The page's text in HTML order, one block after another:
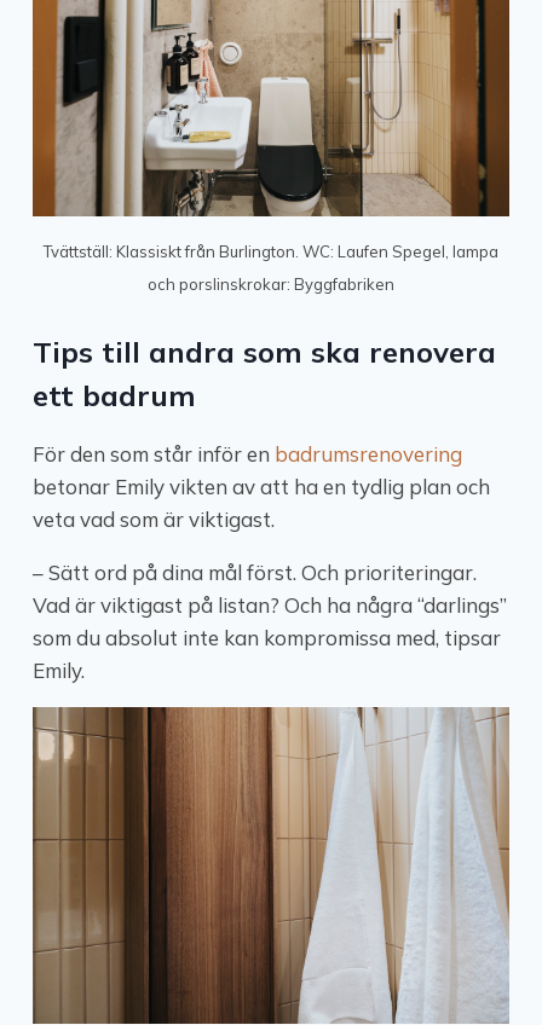
Tvättställ: Klassiskt från Burlington. WC: Laufen Spegel, lampa
och porslinskrokar: Byggfabriken
Tips till andra som ska renovera
ett badrum
För den som står inför en badrumsrenovering
betonar Emily vikten av att ha en tydlig plan och
veta vad som är viktigast.
– Sätt ord på dina mål först. Och prioriteringar.
Vad är viktigast på listan? Och ha några “darlings”
som du absolut inte kan kompromissa med, tipsar
Emily.